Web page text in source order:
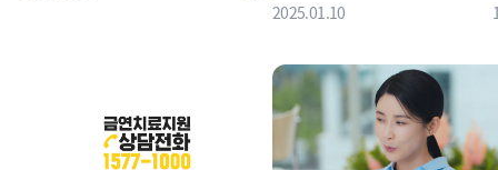
2025.01.10